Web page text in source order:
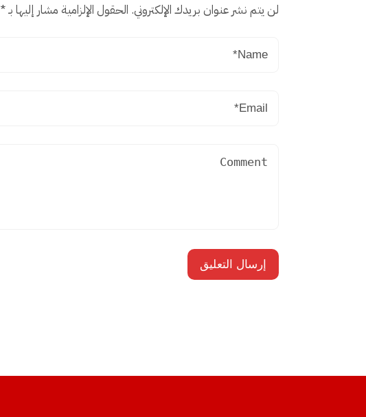
لن يتم نشر عنوان بريدك الإلكتروني. الحقول الإلزامية مشار إليها بـ*